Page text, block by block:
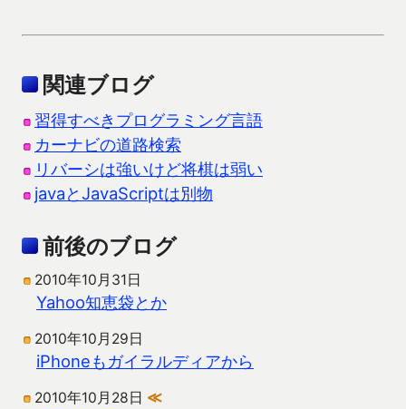
関連ブログ
習得すべきプログラミング言語
カーナビの道路検索
リバーシは強いけど将棋は弱い
javaとJavaScriptは別物
前後のブログ
2010年10月31日
Yahoo知恵袋とか
2010年10月29日
iPhoneもガイラルディアから
2010年10月28日 ≪